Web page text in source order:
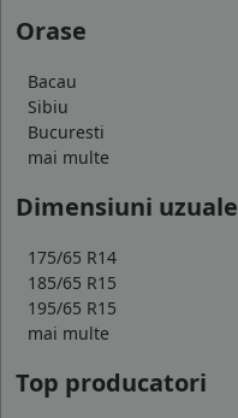
Orase
Bacau
Sibiu
Bucuresti
mai multe
Dimensiuni uzuale
175/65 R14
185/65 R15
195/65 R15
mai multe
Top producatori